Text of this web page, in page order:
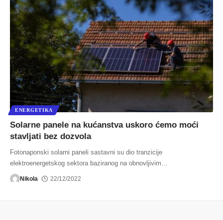
ENERGETIKA
Solarne panele na kućanstva uskoro ćemo moći
stavljati bez dozvola
Fotonaponski solarni paneli sastavni su dio tranzicije
elektroenergetskog sektora baziranog na obnovljivim
Nikola 22/12/2022